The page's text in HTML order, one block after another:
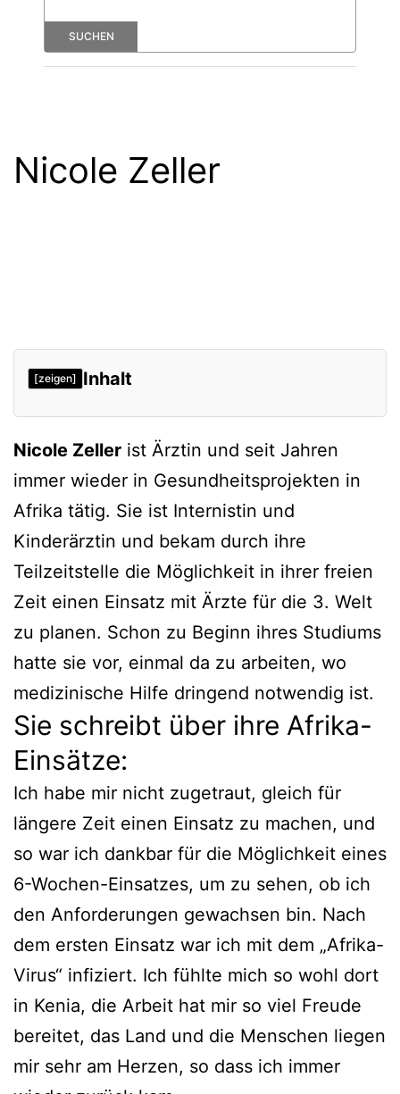
Nicole Zeller
[zeigen] Inhalt
Sie schreibt über ihre Afrika-Einsätze:
Nicole Zeller ist Ärztin und seit Jahren
immer wieder in Gesundheitsprojekten in
Afrika tätig. Sie ist Internistin und
Kinderärztin und bekam durch ihre
Teilzeitstelle die Möglichkeit in ihrer freien
Zeit einen Einsatz mit Ärzte für die 3. Welt
zu planen. Schon zu Beginn ihres Studiums
hatte sie vor, einmal da zu arbeiten, wo
medizinische Hilfe dringend notwendig ist.
Sie schreibt über ihre Afrika-
Einsätze:
Ich habe mir nicht zugetraut, gleich für
längere Zeit einen Einsatz zu machen, und
so war ich dankbar für die Möglichkeit eines
6-Wochen-Einsatzes, um zu sehen, ob ich
den Anforderungen gewachsen bin. Nach
dem ersten Einsatz war ich mit dem „Afrika-
Virus“ infiziert. Ich fühlte mich so wohl dort
in Kenia, die Arbeit hat mir so viel Freude
bereitet, das Land und die Menschen liegen
mir sehr am Herzen, so dass ich immer